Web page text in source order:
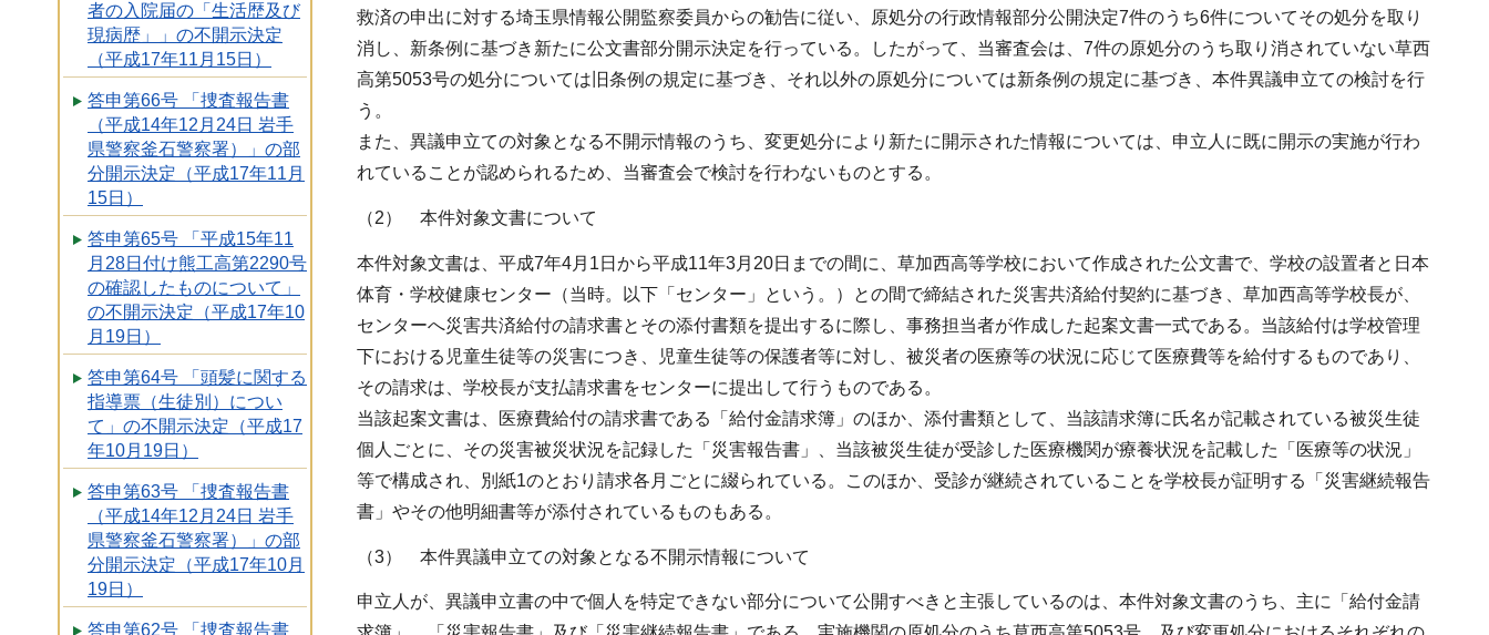
者の入院届の「生活歴及び
現病歴」」の不開示決定
（平成17年11月15日）
答申第66号 「捜査報告書
（平成14年12月24日 岩手
県警察釜石警察署）」の部
分開示決定（平成17年11月
15日）
答申第65号 「平成15年11
月28日付け熊工高第2290号
の確認したものについて」
の不開示決定（平成17年10
月19日）
答申第64号 「頭髪に関する
指導票（生徒別）につい
て」の不開示決定（平成17
年10月19日）
答申第63号 「捜査報告書
（平成14年12月24日 岩手
県警察釜石警察署）」の部
分開示決定（平成17年10月
19日）
答申第62号 「捜査報告書
救済の申出に対する埼玉県情報公開監察委員からの勧告に従い、原処分の行政情報部分公開決定7件のうち6件についてその処分を取り
消し、新条例に基づき新たに公文書部分開示決定を行っている。したがって、当審査会は、7件の原処分のうち取り消されていない草西
高第5053号の処分については旧条例の規定に基づき、それ以外の原処分については新条例の規定に基づき、本件異議申立ての検討を行
う。
また、異議申立ての対象となる不開示情報のうち、変更処分により新たに開示された情報については、申立人に既に開示の実施が行わ
れていることが認められるため、当審査会で検討を行わないものとする。
（2） 本件対象文書について
本件対象文書は、平成7年4月1日から平成11年3月20日までの間に、草加西高等学校において作成された公文書で、学校の設置者と日本
体育・学校健康センター（当時。以下「センター」という。）との間で締結された災害共済給付契約に基づき、草加西高等学校長が、
センターへ災害共済給付の請求書とその添付書類を提出するに際し、事務担当者が作成した起案文書一式である。当該給付は学校管理
下における児童生徒等の災害につき、児童生徒等の保護者等に対し、被災者の医療等の状況に応じて医療費等を給付するものであり、
その請求は、学校長が支払請求書をセンターに提出して行うものである。
当該起案文書は、医療費給付の請求書である「給付金請求簿」のほか、添付書類として、当該請求簿に氏名が記載されている被災生徒
個人ごとに、その災害被災状況を記録した「災害報告書」、当該被災生徒が受診した医療機関が療養状況を記載した「医療等の状況」
等で構成され、別紙1のとおり請求各月ごとに綴られている。このほか、受診が継続されていることを学校長が証明する「災害継続報告
書」やその他明細書等が添付されているものもある。
（3） 本件異議申立ての対象となる不開示情報について
申立人が、異議申立書の中で個人を特定できない部分について公開すべきと主張しているのは、本件対象文書のうち、主に「給付金請